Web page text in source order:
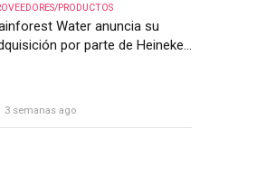
PRODUCTOS
Water anuncia su
por parte de Heineken
3 semanas ago